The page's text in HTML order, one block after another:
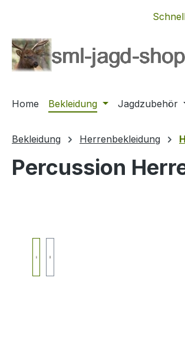
Zur Hauptnavigation springen
Home Bekleidung Jagdzubehör
Bekleidung Herrenbekleidung
Percussion